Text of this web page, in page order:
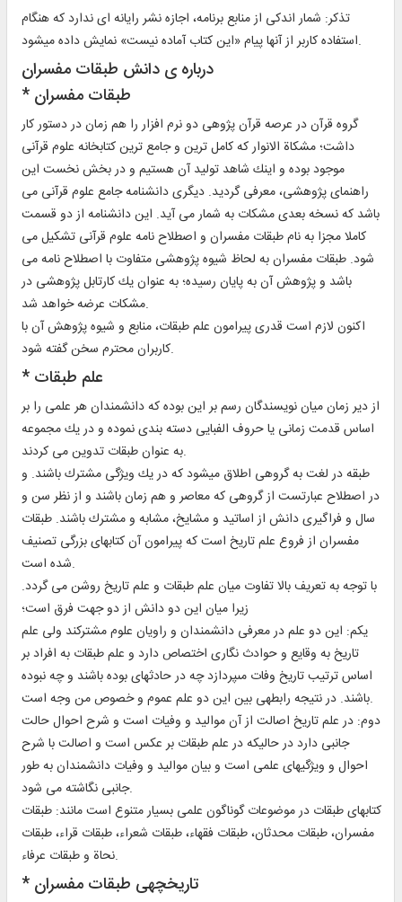
تذكر: شمار اندكى از منابع برنامه، اجازه نشر رايانه اى ندارد كه هنگام
استفاده كاربر از آنها پيام «اين كتاب آماده نيست» نمايش داده ميشود.
درباره ‏ى دانش طبقات مفسران‏
* طبقات مفسران‏
گروه قرآن در عرصه قرآن پژوهى دو نرم افزار را هم زمان در دستور كار
داشت؛ مشكاة الانوار كه كامل ترين و جامع ترين كتابخانه علوم قرآنى
موجود بوده و اينك شاهد توليد آن هستيم و در بخش نخست اين
راهنماى پژوهشى، معرفى گرديد. ديگرى دانشنامه جامع علوم قرآنى مى
باشد كه نسخه بعدى مشكات به شمار مى آيد. اين دانشنامه از دو قسمت
كاملا مجزا به نام طبقات مفسران و اصطلاح نامه علوم قرآنى تشكيل مى
شود. طبقات مفسران به لحاظ شيوه پژوهشى متفاوت با اصطلاح نامه مى
باشد و پژوهش آن به پايان رسيده؛ به عنوان يك كارتابل پژوهشى در
مشكات عرضه خواهد شد.
اكنون لازم است قدرى پيرامون علم طبقات، منابع و شيوه پژوهش آن با
كاربران محترم سخن گفته شود.
* علم طبقات‏
از دير زمان ميان نويسندگان رسم بر اين بوده كه دانشمندان هر علمى را بر
اساس قدمت زمانى يا حروف الفبايى دسته بندى نموده و در يك مجموعه
به عنوان طبقات تدوين مى كردند.
طبقه در لغت به گروهى اطلاق ميشود كه در يك ويژگى مشترك باشند. و
در اصطلاح عبارتست از گروهى كه معاصر و هم زمان باشند و از نظر سن و
سال و فراگيرى دانش از اساتيد و مشايخ، مشابه و مشترك باشند. طبقات
مفسران از فروع علم تاريخ است كه پيرامون آن كتابهاى بزرگى تصنيف
شده است.
با توجه به تعريف بالا تفاوت ميان علم طبقات و علم تاريخ روشن مى گردد.
زيرا ميان اين دو دانش از دو جهت فرق است؛
يكم: اين دو علم در معرفى دانشمندان و راويان علوم مشتركند ولى علم
تاريخ به وقايع و حوادث نگارى اختصاص دارد و علم طبقات به افراد بر
اساس ترتيب تاريخ وفات مى‏پردازد چه در حادثه‏اى بوده باشند و چه نبوده
باشند. در نتيجه رابطه‏ى بين اين دو علم عموم و خصوص من وجه است.
دوم: در علم تاريخ اصالت از آن مواليد و وفيات است و شرح احوال حالت
جانبى دارد در حاليكه در علم طبقات بر عكس است و اصالت با شرح
احوال و ويژگيهاى علمى است و بيان مواليد و وفيات دانشمندان به طور
جانبى نگاشته مى شود.
كتابهاى طبقات در موضوعات گوناگون علمى بسيار متنوع است مانند: طبقات
مفسران، طبقات محدثان، طبقات فقهاء، طبقات شعراء، طبقات قراء، طبقات
نحاة و طبقات عرفاء.
* تاريخچه‏ى طبقات مفسران‏